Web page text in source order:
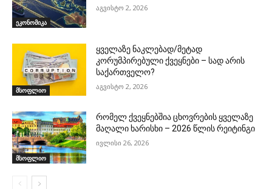
ეკონომიკა
აგვისტო 2, 2026
მსოფლიო
ყველაზე ნაკლებად/მეტად
კორუმპირებული ქვეყნები – სად არის
საქართველო?
აგვისტო 2, 2026
მსოფლიო
რომელ ქვეყნებშია ცხოვრების ყველაზე
მაღალი ხარისხი – 2026 წლის რეიტინგი
ივლისი 26, 2026